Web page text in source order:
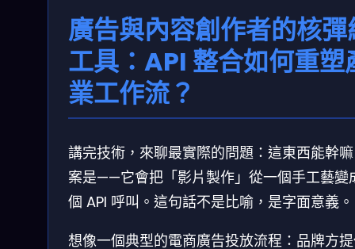
廣告與內容創作者的核彈
工具：API 整合如何重塑
業工作流？
講完技術，來聊最實際的問題：這東西能幹
案是——它會把「影片製作」從一個手工藝變
個 API 呼叫。這句話不是比喻，是字面意義。
想像一個典型的電商廣告投放流程：品牌方